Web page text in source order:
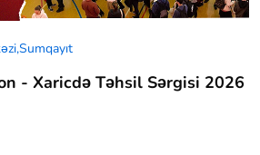
- Xaricdə Təhsil Sərgisi 2026